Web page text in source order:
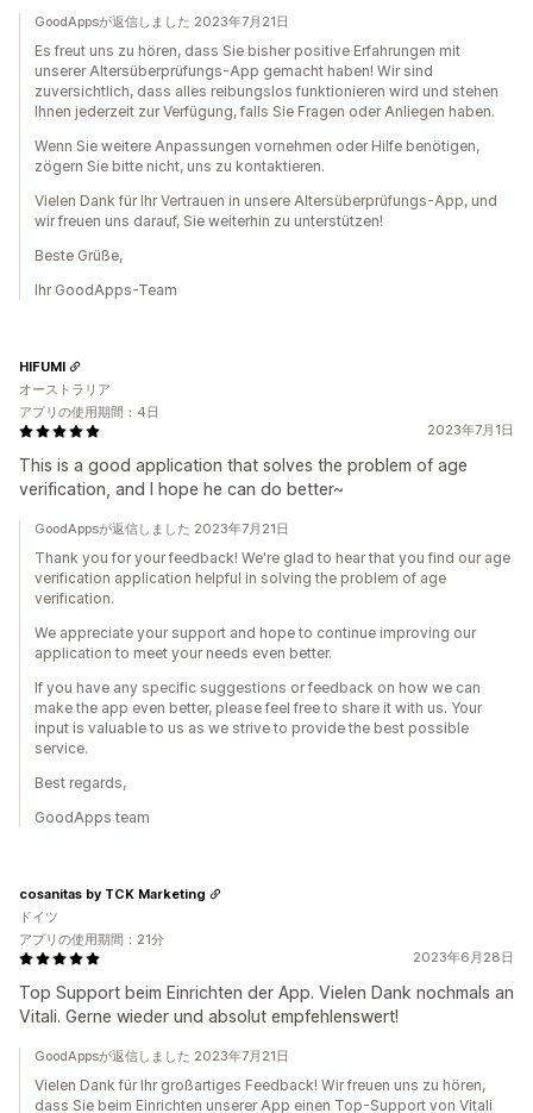
GoodAppsが返信しました 2023年7月21日
Es freut uns zu hören, dass Sie bisher positive Erfahrungen mit
unserer Altersüberprüfungs-App gemacht haben! Wir sind
zuversichtlich, dass alles reibungslos funktionieren wird und stehen
Ihnen jederzeit zur Verfügung, falls Sie Fragen oder Anliegen haben.
Wenn Sie weitere Anpassungen vornehmen oder Hilfe benötigen,
zögern Sie bitte nicht, uns zu kontaktieren.
Vielen Dank für Ihr Vertrauen in unsere Altersüberprüfungs-App, und
wir freuen uns darauf, Sie weiterhin zu unterstützen!
Beste Grüße,
Ihr GoodApps-Team
2023年7月1日
This is a good application that solves the problem of age
verification, and I hope he can do better~
HIFUMI
オーストラリア
アプリの使用期間：4日
GoodAppsが返信しました 2023年7月21日
Thank you for your feedback! We're glad to hear that you find our age
verification application helpful in solving the problem of age
verification.
We appreciate your support and hope to continue improving our
application to meet your needs even better.
If you have any specific suggestions or feedback on how we can
make the app even better, please feel free to share it with us. Your
input is valuable to us as we strive to provide the best possible
service.
Best regards,
GoodApps team
2023年6月28日
Top Support beim Einrichten der App. Vielen Dank nochmals an
Vitali. Gerne wieder und absolut empfehlenswert!
cosanitas by TCK Marketing
ドイツ
アプリの使用期間：21分
GoodAppsが返信しました 2023年7月21日
Vielen Dank für Ihr großartiges Feedback! Wir freuen uns zu hören,
dass Sie beim Einrichten unserer App einen Top-Support von Vitali